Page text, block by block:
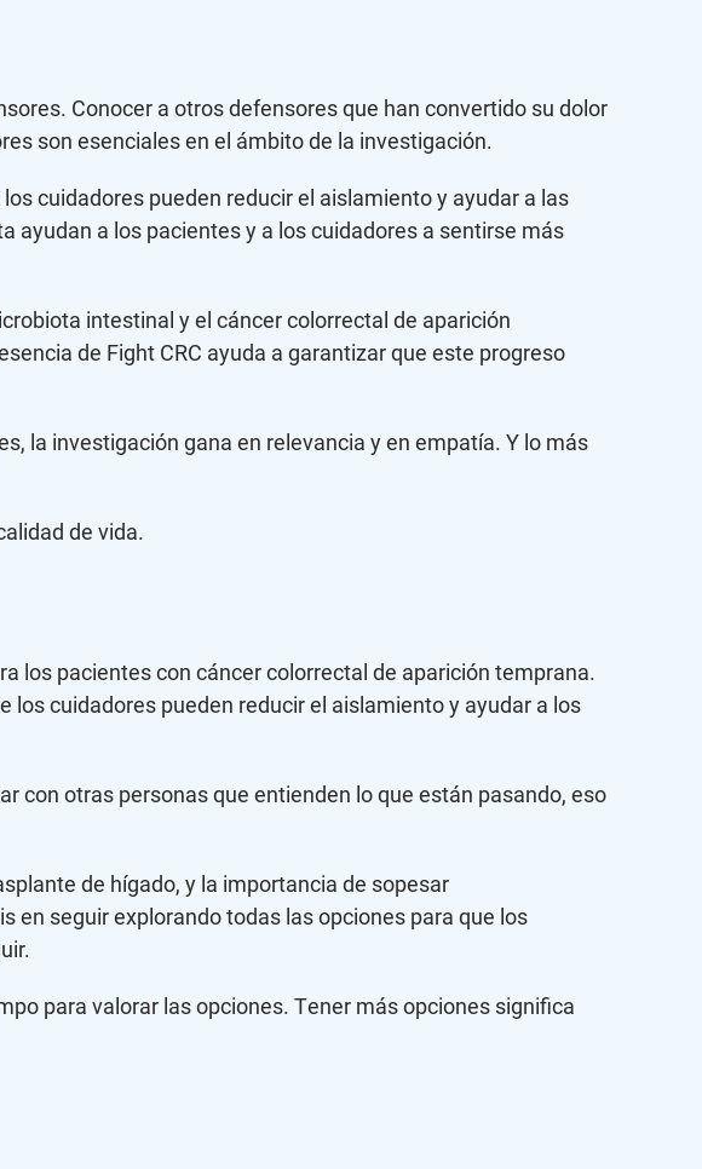
Conocer a otros defensores que han convertido su dolor
son esenciales en el ámbito de la investigación.
cuidadores pueden reducir el aislamiento y ayudar a las
ayudan a los pacientes y a los cuidadores a sentirse más
intestinal y el cáncer colorrectal de aparición
de Fight CRC ayuda a garantizar que este progreso
la investigación gana en relevancia y en empatía. Y lo más
de vida.
los pacientes con cáncer colorrectal de aparición temprana.
cuidadores pueden reducir el aislamiento y ayudar a los
con otras personas que entienden lo que están pasando, eso
de hígado, y la importancia de sopesar
en seguir explorando todas las opciones para que los
para valorar las opciones. Tener más opciones significa